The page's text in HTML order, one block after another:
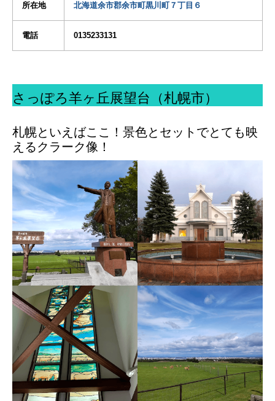
所在地 北海道余市郡余市町黒川町７丁目６
電話 0135233131
さっぽろ羊ヶ丘展望台（札幌市）
札幌といえばここ！景色とセットでとても映
えるクラーク像！